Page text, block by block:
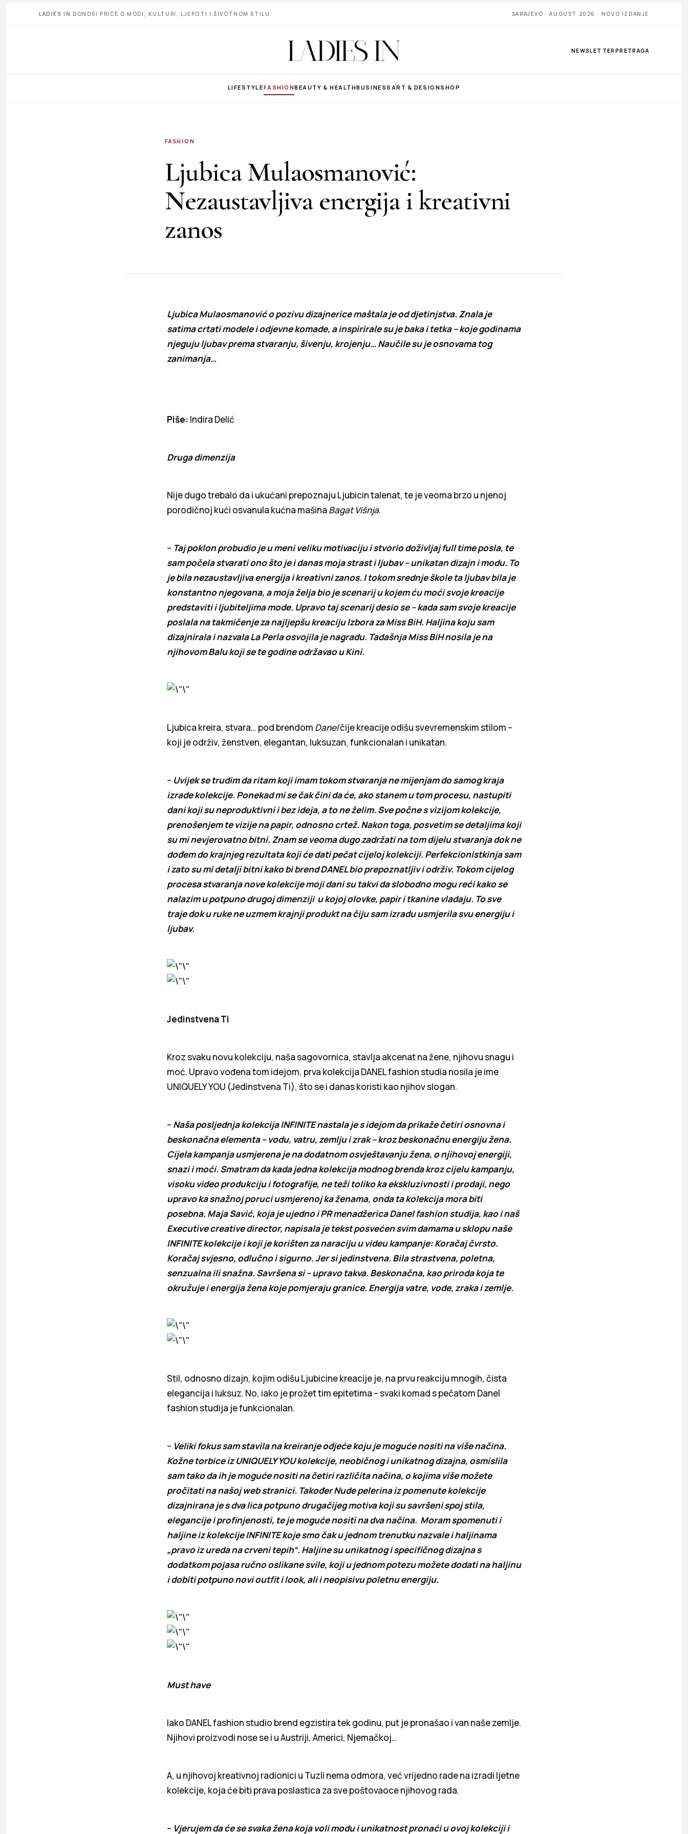
LADIES IN DONOSI PRIČE O MODI, KULTURI, LJEPOTI I ŽIVOTNOM STILU SARAJEVO · AUGUST 2026 · NOVO IZDANJE
NEWSLETTER PRETRAGA
LIFESTYLEFASHIONBEAUTY & HEALTHBUSINESS ART & DESIGNSHOP
FASHION
Ljubica Mulaosmanović:
Nezaustavljiva energija i kreativni
zanos
Ljubica Mulaosmanović o pozivu dizajnerice maštala je od djetinjstva. Znala je
satima crtati modele i odjevne komade, a inspirirale su je baka i tetka – koje godinama
njeguju ljubav prema stvaranju, šivenju, krojenju… Naučile su je osnovama tog
zanimanja…
Piše: Indira Delić
Druga dimenzija
Nije dugo trebalo da i ukućani prepoznaju Ljubicin talenat, te je veoma brzo u njenoj
porodičnoj kući osvanula kućna mašina Bagat Višnja.
– Taj poklon probudio je u meni veliku motivaciju i stvorio doživljaj full time posla, te
sam počela stvarati ono što je i danas moja strast i ljubav – unikatan dizajn i modu. To
je bila nezaustavljiva energija i kreativni zanos. I tokom srednje škole ta ljubav bila je
konstantno njegovana, a moja želja bio je scenarij u kojem ću moći svoje kreacije
predstaviti i ljubiteljima mode. Upravo taj scenarij desio se – kada sam svoje kreacije
poslala na takmičenje za najljepšu kreaciju Izbora za Miss BiH. Haljina koju sam
dizajnirala i nazvala La Perla osvojila je nagradu. Tadašnja Miss BiH nosila je na
njihovom Balu koji se te godine održavao u Kini.
Ljubica kreira, stvara… pod brendom Danelčije kreacije odišu svevremenskim stilom –
koji je održiv, ženstven, elegantan, luksuzan, funkcionalan i unikatan.
– Uvijek se trudim da ritam koji imam tokom stvaranja ne mijenjam do samog kraja
izrade kolekcije. Ponekad mi se čak čini da će, ako stanem u tom procesu, nastupiti
dani koji su neproduktivni i bez ideja, a to ne želim. Sve počne s vizijom kolekcije,
prenošenjem te vizije na papir, odnosno crtež. Nakon toga, posvetim se detaljima koji
su mi nevjerovatno bitni. Znam se veoma dugo zadržati na tom dijelu stvaranja dok ne
dođem do krajnjeg rezultata koji će dati pečat cijeloj kolekciji. Perfekcionistkinja sam
i zato su mi detalji bitni kako bi brend DANEL bio prepoznatljiv i održiv. Tokom cijelog
procesa stvaranja nove kolekcije moji dani su takvi da slobodno mogu reći kako se
nalazim u potpuno drugoj dimenziji u kojoj olovke, papir i tkanine vladaju. To sve
traje dok u ruke ne uzmem krajnji produkt na čiju sam izradu usmjerila svu energiju i
ljubav.
Jedinstvena Ti
Kroz svaku novu kolekciju, naša sagovornica, stavlja akcenat na žene, njihovu snagu i
moć. Upravo vođena tom idejom, prva kolekcija DANEL fashion studia nosila je ime
UNIQUELY YOU (Jedinstvena Ti), što se i danas koristi kao njihov slogan.
– Naša posljednja kolekcija INFINITE nastala je s idejom da prikaže četiri osnovna i
beskonačna elementa – vodu, vatru, zemlju i zrak – kroz beskonačnu energiju žena.
Cijela kampanja usmjerena je na dodatnom osvještavanju žena, o njihovoj energiji,
snazi i moći. Smatram da kada jedna kolekcija modnog brenda kroz cijelu kampanju,
visoku video produkciju i fotografije, ne teži toliko ka ekskluzivnosti i prodaji, nego
upravo ka snažnoj poruci usmjerenoj ka ženama, onda ta kolekcija mora biti
posebna. Maja Savić, koja je ujedno i PR menadžerica Danel fashion studija, kao i naš
Executive creative director, napisala je tekst posvećen svim damama u sklopu naše
INFINITE kolekcije i koji je korišten za naraciju u videu kampanje: Koračaj čvrsto.
Koračaj svjesno, odlučno i sigurno. Jer si jedinstvena. Bila strastvena, poletna,
senzualna ili snažna. Savršena si – upravo takva. Beskonačna, kao priroda koja te
okružuje i energija žena koje pomjeraju granice. Energija vatre, vode, zraka i zemlje.
Stil, odnosno dizajn, kojim odišu Ljubicine kreacije je, na prvu reakciju mnogih, čista
elegancija i luksuz. No, iako je prožet tim epitetima – svaki komad s pečatom Danel
fashion studija je funkcionalan.
– Veliki fokus sam stavila na kreiranje odjeće koju je moguće nositi na više načina.
Kožne torbice iz UNIQUELY YOU kolekcije, neobičnog i unikatnog dizajna, osmislila
sam tako da ih je moguće nositi na četiri različita načina, o kojima više možete
pročitati na našoj web stranici. Također Nude pelerina iz pomenute kolekcije
dizajnirana je s dva lica potpuno drugačijeg motiva koji su savršeni spoj stila,
elegancije i profinjenosti, te je moguće nositi na dva načina. Moram spomenuti i
haljine iz kolekcije INFINITE koje smo čak u jednom trenutku nazvale i haljinama
„pravo iz ureda na crveni tepih“. Haljine su unikatnog i specifičnog dizajna s
dodatkom pojasa ručno oslikane svile, koji u jednom potezu možete dodati na haljinu
i dobiti potpuno novi outfit i look, ali i neopisivu poletnu energiju.
Must have
Iako DANEL fashion studio brend egzistira tek godinu, put je pronašao i van naše zemlje.
Njihovi proizvodi nose se i u Austriji, Americi, Njemačkoj…
A, u njihovoj kreativnoj radionici u Tuzli nema odmora, već vrijedno rade na izradi ljetne
kolekcije, koja će biti prava poslastica za sve poštovaoce njihovog rada.
– Vjerujem da će se svaka žena koja voli modu i unikatnost pronaći u ovoj kolekciji i